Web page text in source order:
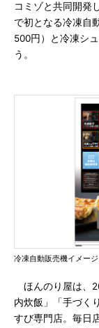
コミゾと共同開発
で初となる冷凍自
500円）と冷凍シ
う。
冷凍自動販売機イメージ
ほんのり屋は、
内炊飯」「手づく
すび専門店。毎日